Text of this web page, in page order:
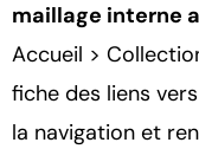
maillage interne
Accueil >
fiche des liens
la navigation et